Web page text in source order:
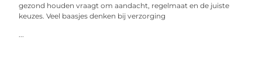
gezond houden vraagt om aandacht, regelmaat en de juiste
keuzes. Veel baasjes denken bij verzorging
...